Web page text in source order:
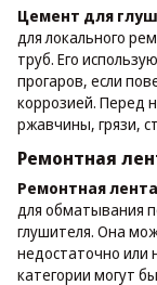
Цемент для
для локального
труб. Его
прогаров, если
коррозией. Перед
ржавчины, грязи,
Ремонтная
Ремонтная
для обматывания
глушителя. Она
недостаточно или
категории могут